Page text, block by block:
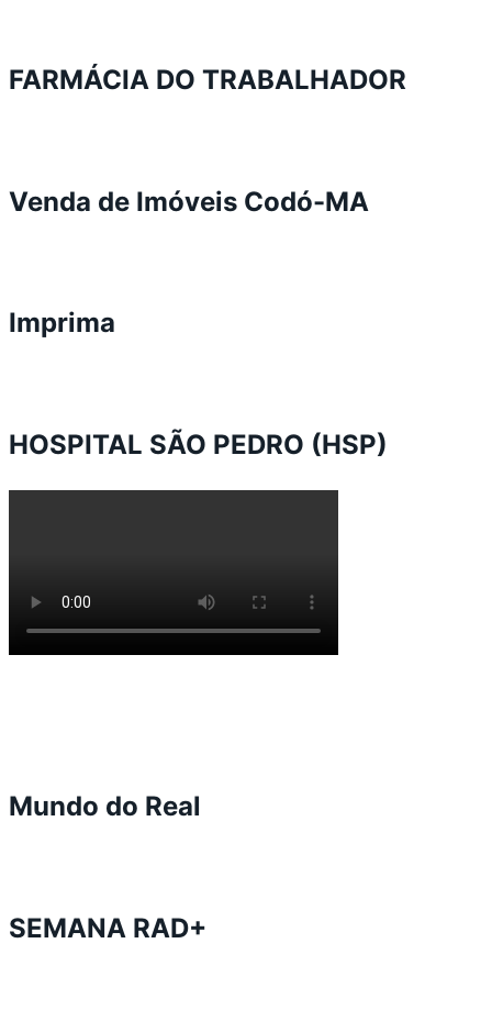
FARMÁCIA DO TRABALHADOR
Venda de Imóveis Codó-MA
Imprima
HOSPITAL SÃO PEDRO (HSP)
Mundo do Real
SEMANA RAD+